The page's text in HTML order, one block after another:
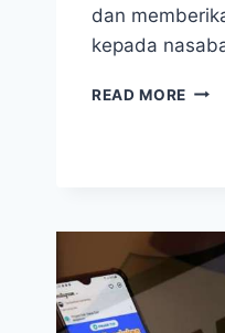
dan
kepada
READ MORE